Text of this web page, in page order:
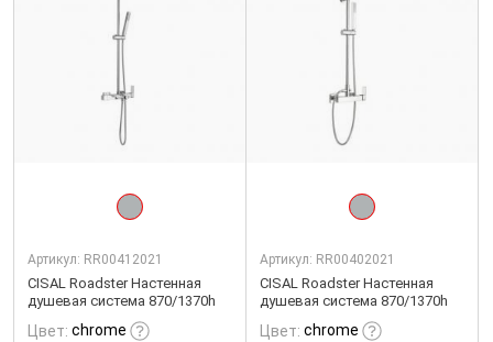
Артикул: RR00412021
CISAL Roadster Настенная
душевая система 870/1370h
Цвет: chrome
Артикул: RR00402021
CISAL Roadster Настенная
душевая система 870/1370h
Цвет: chrome